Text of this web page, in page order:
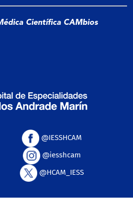
Científica CAMbios
@IESSHCAM
@iesshcam
@HCAM_IESS